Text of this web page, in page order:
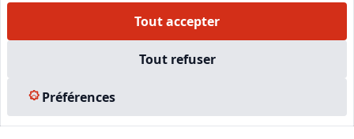
Tout accepter
Tout refuser
Préférences
Experts Immobiliers par régions
Plan du site
© 2026 l-expertise CNE - Centre National de l’Expertise. Tous